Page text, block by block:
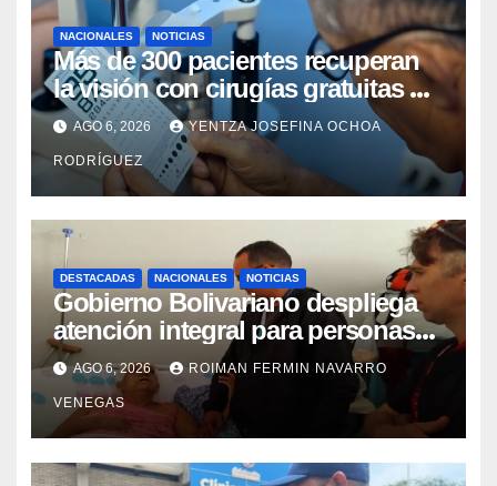
NACIONALES NOTICIAS
Más de 300 pacientes recuperan
la visión con cirugías gratuitas de
cataratas en Zulia
AGO 6, 2026 YENTZA JOSEFINA OCHOA
RODRÍGUEZ
DESTACADAS NACIONALES NOTICIAS
Gobierno Bolivariano despliega
atención integral para personas
con discapacidad en
campamentos de La Guaira
AGO 6, 2026 ROIMAN FERMIN NAVARRO
VENEGAS